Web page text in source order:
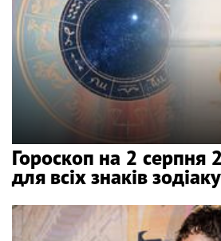
Гороскоп на 2 серпня
для всіх знаків зодіаку